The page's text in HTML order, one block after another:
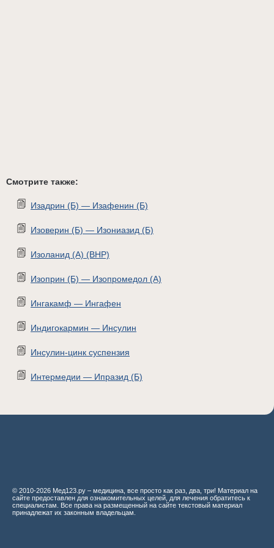
Смотрите также:
Изадрин (Б) — Изафенин (Б)
Изоверин (Б) — Изониазид (Б)
Изоланид (А) (ВНР)
Изоприн (Б) — Изопромедол (А)
Ингакамф — Ингафен
Индигокармин — Инсулин
Инсулин-цинк суспензия
Интермедии — Ипразид (Б)
© 2010-2026 Мед123.ру – медицина, все просто как раз, два, три! Материал на
сайте предоставлен для ознакомительных целей, для лечения обратитесь к
специалистам. Все права на размещенный на сайте текстовый материал
принадлежат их законным владельцам.